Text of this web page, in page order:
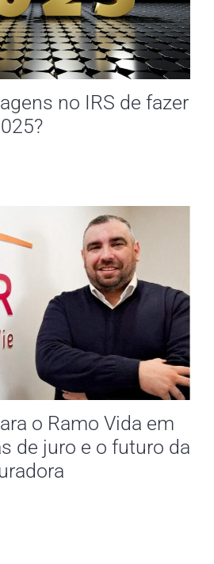
no IRS de fazer
o Ramo Vida em
de juro e o futuro da